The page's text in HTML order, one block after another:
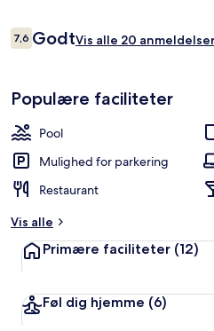
Anmeldelser
7,67,6 ud af 10.
GodtVis alle 20 anmeldelser
Populære faciliteter
Pool
Mulighed for parkering
Restaurant
Vis alle
Primære faciliteter (12)
Føl dig hjemme (6)